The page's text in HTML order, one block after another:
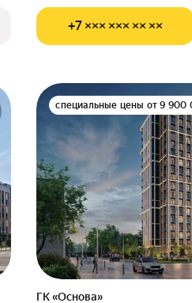
+7 ××× ××× ×× ××
специальные цены от 9 900
ГК «Основа»